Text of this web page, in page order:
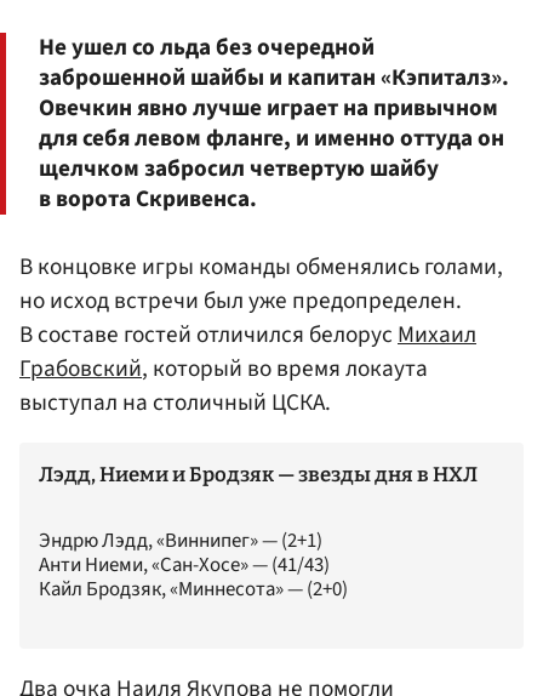
Не ушел со льда без очередной
заброшенной шайбы и капитан «Кэпиталз».
Овечкин явно лучше играет на привычном
для себя левом фланге, и именно оттуда он
щелчком забросил четвертую шайбу
в ворота Скривенса.
В концовке игры команды обменялись голами,
но исход встречи был уже предопределен.
В составе гостей отличился белорусМихаил
Грабовский, который во время локаута
выступал на столичный ЦСКА.
Лэдд, Ниеми и Бродзяк — звезды дня в НХЛ
Эндрю Лэдд, «Виннипег» — (2+1)
Анти Ниеми, «Сан-Хосе» — (41/43)
Кайл Бродзяк, «Миннесота» — (2+0)
Два очка Наиля Якупова не помогли